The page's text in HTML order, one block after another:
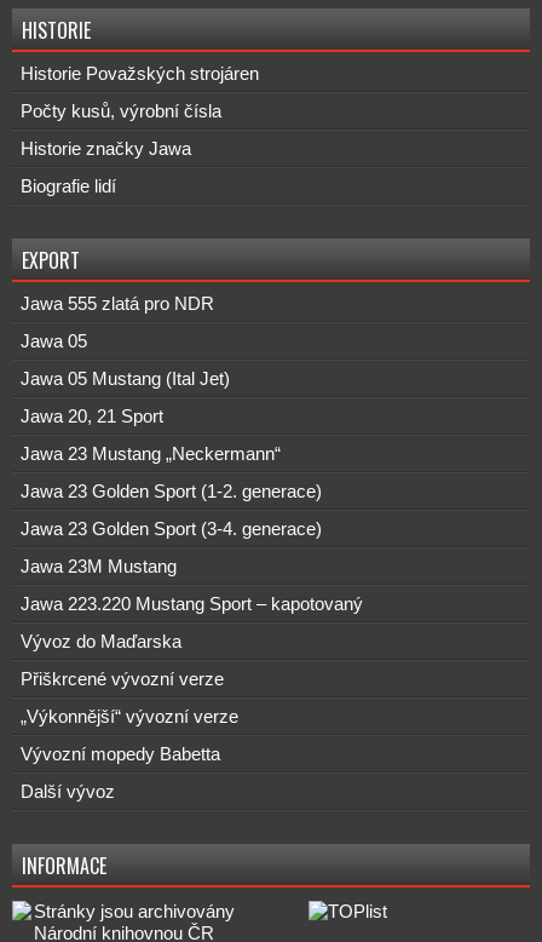
HISTORIE
Historie Považských strojáren
Počty kusů, výrobní čísla
Historie značky Jawa
Biografie lidí
EXPORT
Jawa 555 zlatá pro NDR
Jawa 05
Jawa 05 Mustang (Ital Jet)
Jawa 20, 21 Sport
Jawa 23 Mustang „Neckermann“
Jawa 23 Golden Sport (1-2. generace)
Jawa 23 Golden Sport (3-4. generace)
Jawa 23M Mustang
Jawa 223.220 Mustang Sport – kapotovaný
Vývoz do Maďarska
Přiškrcené vývozní verze
„Výkonnější“ vývozní verze
Vývozní mopedy Babetta
Další vývoz
INFORMACE